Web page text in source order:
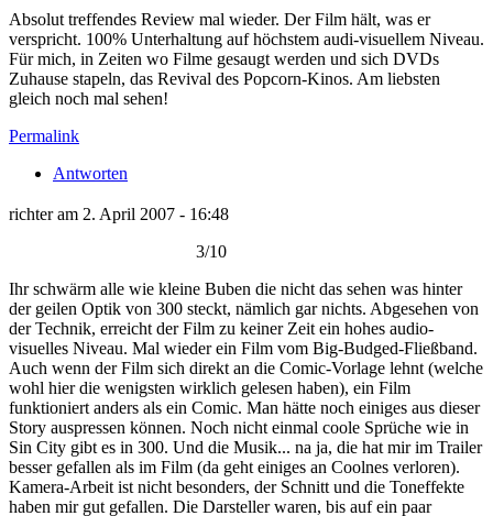
Absolut treffendes Review mal wieder. Der Film hält, was er
verspricht. 100% Unterhaltung auf höchstem audi-visuellem Niveau.
Für mich, in Zeiten wo Filme gesaugt werden und sich DVDs
Zuhause stapeln, das Revival des Popcorn-Kinos. Am liebsten
gleich noch mal sehen!
Permalink
Antworten
richter am 2. April 2007 - 16:48
3/10
Ihr schwärm alle wie kleine Buben die nicht das sehen was hinter
der geilen Optik von 300 steckt, nämlich gar nichts. Abgesehen von
der Technik, erreicht der Film zu keiner Zeit ein hohes audio-
visuelles Niveau. Mal wieder ein Film vom Big-Budged-Fließband.
Auch wenn der Film sich direkt an die Comic-Vorlage lehnt (welche
wohl hier die wenigsten wirklich gelesen haben), ein Film
funktioniert anders als ein Comic. Man hätte noch einiges aus dieser
Story auspressen können. Noch nicht einmal coole Sprüche wie in
Sin City gibt es in 300. Und die Musik... na ja, die hat mir im Trailer
besser gefallen als im Film (da geht einiges an Coolnes verloren).
Kamera-Arbeit ist nicht besonders, der Schnitt und die Toneffekte
haben mir gut gefallen. Die Darsteller waren, bis auf ein paar